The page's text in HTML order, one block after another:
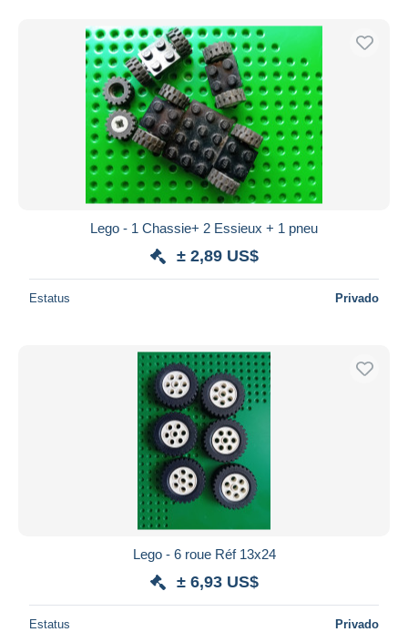
Lego - 1 Chassie+ 2 Essieux + 1 pneu
± 2,89 US$
Estatus Privado
Lego - 6 roue Réf 13x24
± 6,93 US$
Estatus Privado